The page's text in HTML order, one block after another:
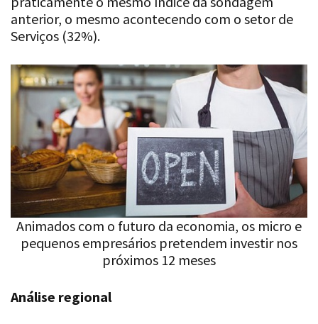
anterior, o mesmo acontecendo com o setor de
Serviços (32%).
Animados com o futuro da economia, os micro e
pequenos empresários pretendem investir nos
próximos 12 meses
Análise regional